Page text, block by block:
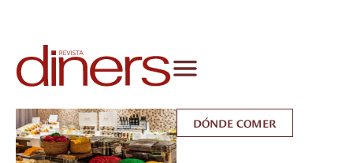
DÓNDE COMER